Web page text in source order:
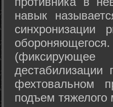
навык
фехтовальном
подъем